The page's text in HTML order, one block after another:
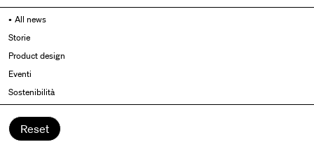
All news
Storie
Product design
Eventi
Sostenibilità
Reset